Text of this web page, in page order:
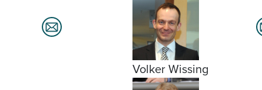
Volker Wissing